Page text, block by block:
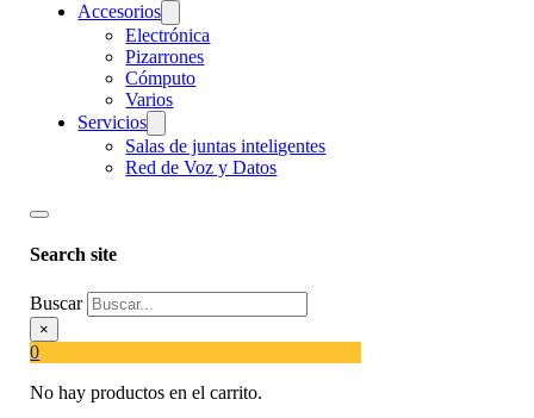
Accesorios
Electrónica
Pizarrones
Cómputo
Varios
Servicios
Salas de juntas inteligentes
Red de Voz y Datos
Search site
Buscar
×
0
No hay productos en el carrito.